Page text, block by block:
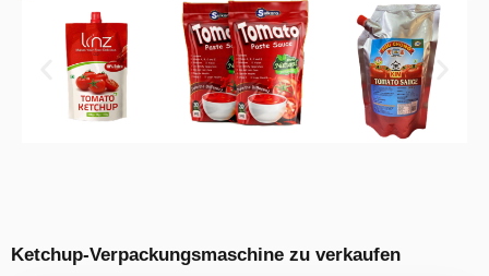
Ketchup-Verpackungsmaschine zu verkaufen